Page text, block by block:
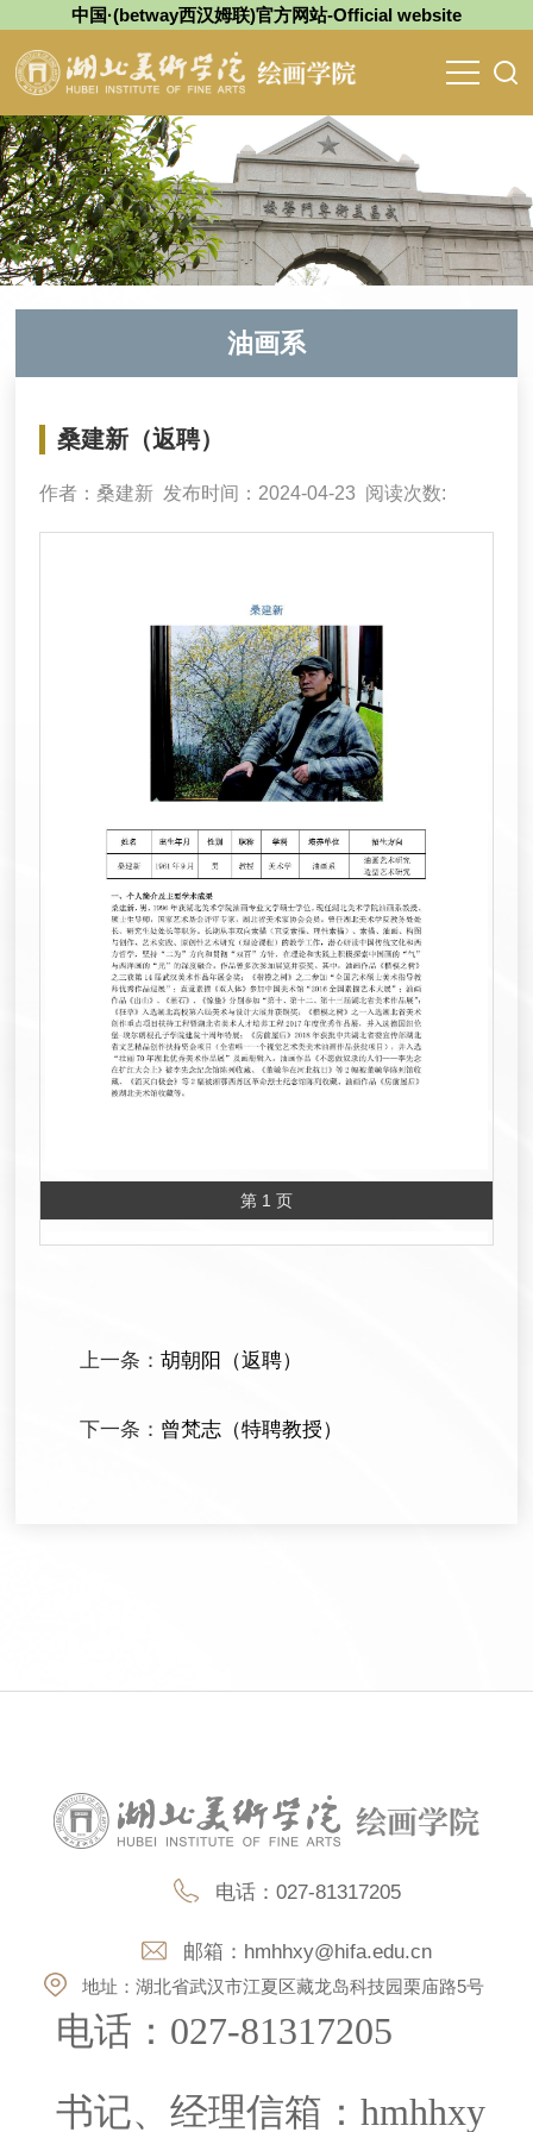
中国·(betway西汉姆联)官方网站-Official website
油画系
桑建新（返聘）
作者：桑建新 发布时间：2024-04-23 阅读次数:
第 1 页
第 2 页
上一条：胡朝阳（返聘）
下一条： 曾梵志（特聘教授）
电话：027-81317205
邮箱： hmhhxy@hifa.edu.cn
地址：湖北省武汉市江夏区藏龙岛科技园栗庙路5号
电话： 027-81317205
书记、经理信箱：hmhhxy